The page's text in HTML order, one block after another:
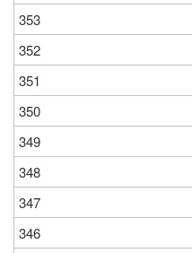
353
352
351
350
349
348
347
346